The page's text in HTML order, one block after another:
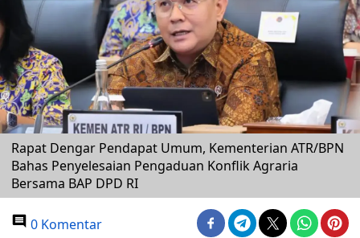
Rapat Dengar Pendapat Umum, Kementerian ATR/BPN
Bahas Penyelesaian Pengaduan Konflik Agraria
Bersama BAP DPD RI
0 Komentar